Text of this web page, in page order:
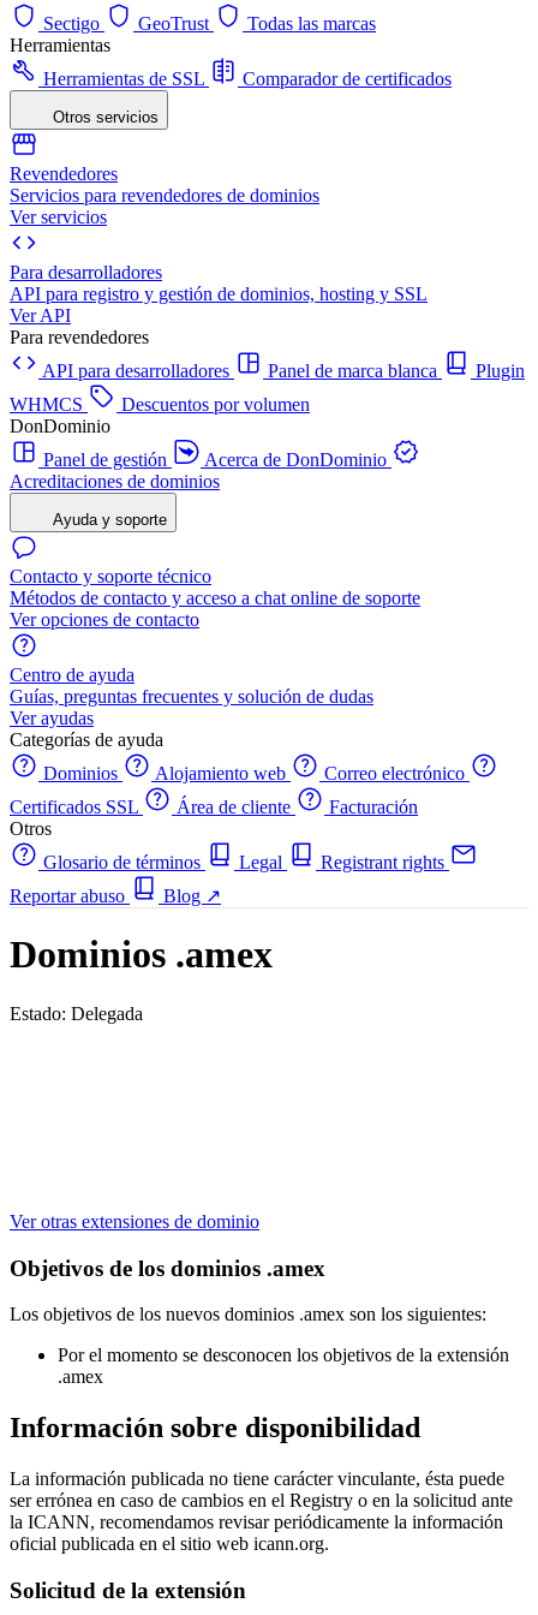
Sectigo
GeoTrust
Todas las marcas
Herramientas
Herramientas de SSL
Comparador de certificados
Otros servicios
Revendedores
Servicios para revendedores de dominios
Ver servicios
Para desarrolladores
API para registro y gestión de dominios, hosting y SSL
Ver API
Para revendedores
API para desarrolladores
Panel de marca blanca
Plugin
WHMCS
Descuentos por volumen
DonDominio
Panel de gestión
Acerca de DonDominio
Acreditaciones de dominios
Ayuda y soporte
Contacto y soporte técnico
Métodos de contacto y acceso a chat online de soporte
Ver opciones de contacto
Centro de ayuda
Guías, preguntas frecuentes y solución de dudas
Ver ayudas
Categorías de ayuda
Dominios
Alojamiento web
Correo electrónico
Certificados SSL
Área de cliente
Facturación
Otros
Glosario de términos
Legal
Registrant rights
Reportar abuso
Blog ↗
Dominios .amex
Estado: Delegada
Ver otras extensiones de dominio
Objetivos de los dominios .amex
Los objetivos de los nuevos dominios .amex son los siguientes:
Por el momento se desconocen los objetivos de la extensión
.amex
Información sobre disponibilidad
La información publicada no tiene carácter vinculante, ésta puede
ser errónea en caso de cambios en el Registry o en la solicitud ante
la ICANN, recomendamos revisar periódicamente la información
oficial publicada en el sitio web icann.org.
Solicitud de la extensión